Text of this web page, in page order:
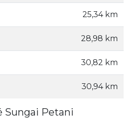
25,34 km
28,98 km
30,82 km
30,94 km
Sungai Petani